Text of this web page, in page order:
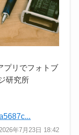
プリでフォトブ
研究所
年7月23日 18:42